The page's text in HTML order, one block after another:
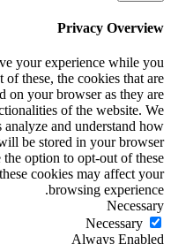
Privacy Overview
your experience while you
these, the cookies that are
on your browser as they are
of the website. We
and understand how
be stored in your browser
option to opt-out of these
cookies may affect your
browsing experience.
Necessary
Necessary
Always Enabled